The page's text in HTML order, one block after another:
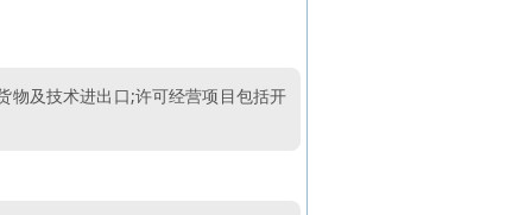
物及技术进出口;许可经营项目包括开